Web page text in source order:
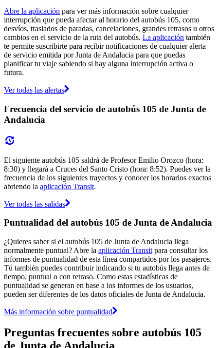
Abre la aplicación para ver más información sobre cualquier
interrupción que pueda afectar al horario del autobús 105, como
desvíos, traslados de paradas, cancelaciones, grandes retrasos u otros
cambios en el servicio de la ruta del autobús. La aplicación también
te permite suscribirte para recibir notificaciones de cualquier alerta
de servicio emitida por Junta de Andalucia para que puedas
planificar tu viaje sabiendo si hay alguna interrupción activa o
futura.
Ver todas las alertas
Frecuencia del servicio de autobús 105 de Junta de
Andalucia
El siguiente autobús 105 saldrá de Profesor Emilio Orozco (hora:
8:30) y llegará a Cruces del Santo Cristo (hora: 8:52). Puedes ver la
frecuencia de los siguientes trayectos y conocer los horarios exactos
abriendo la aplicación Transit.
Ver todas las salidas
Puntualidad del autobús 105 de Junta de Andalucia
¿Quieres saber si el autobús 105 de Junta de Andalucia llega
normalmente puntual? Abre la aplicación Transit para consultar los
informes de puntualidad de esta línea compartidos por los pasajeros.
Tú también puedes contribuir indicando si tu autobús llega antes de
tiempo, puntual o con retraso. Como estas estadísticas de
puntualidad se generan en base a los informes de los usuarios,
pueden ser diferentes de los datos oficiales de Junta de Andalucia.
Más información sobre puntualidad
Preguntas frecuentes sobre autobús 105